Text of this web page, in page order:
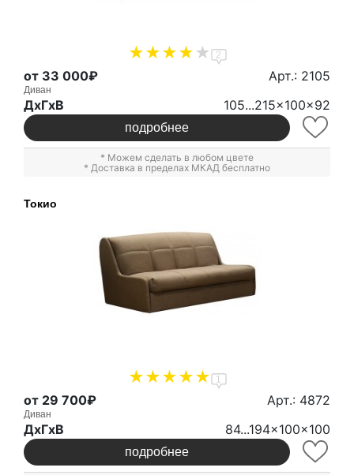
2
от 33 000₽ Арт.: 2105
Диван
ДxГxВ 105...215x100x92
подробнее
* Можем сделать в любом цвете
* Доставка в пределах МКАД бесплатно
Токио
1
от 29 700₽ Арт.: 4872
Диван
ДxГxВ 84...194x100x100
подробнее